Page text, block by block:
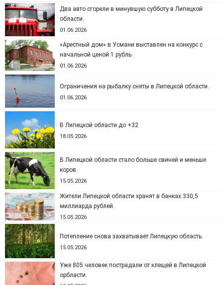
Два авто сгорели в минувшую субботу в Липецкой
области.
01.06.2026
«Арестный дом» в Усмани выставлен на конкурс с
начальной ценой 1 рубль.
01.06.2026
Ограничения на рыбалку сняты в Липецкой области.
01.06.2026
В Липецкой области до +32
18.05.2026
В Липецкой области стало больше свиней и меньше
коров.
15.05.2026
Жители Липецкой области хранят в банках 330,5
миллиарда рублей.
15.05.2026
Потепление снова захватывает Липецкую область.
15.05.2026
Уже 805 человек пострадали от клещей в Липецкой
орбласти.